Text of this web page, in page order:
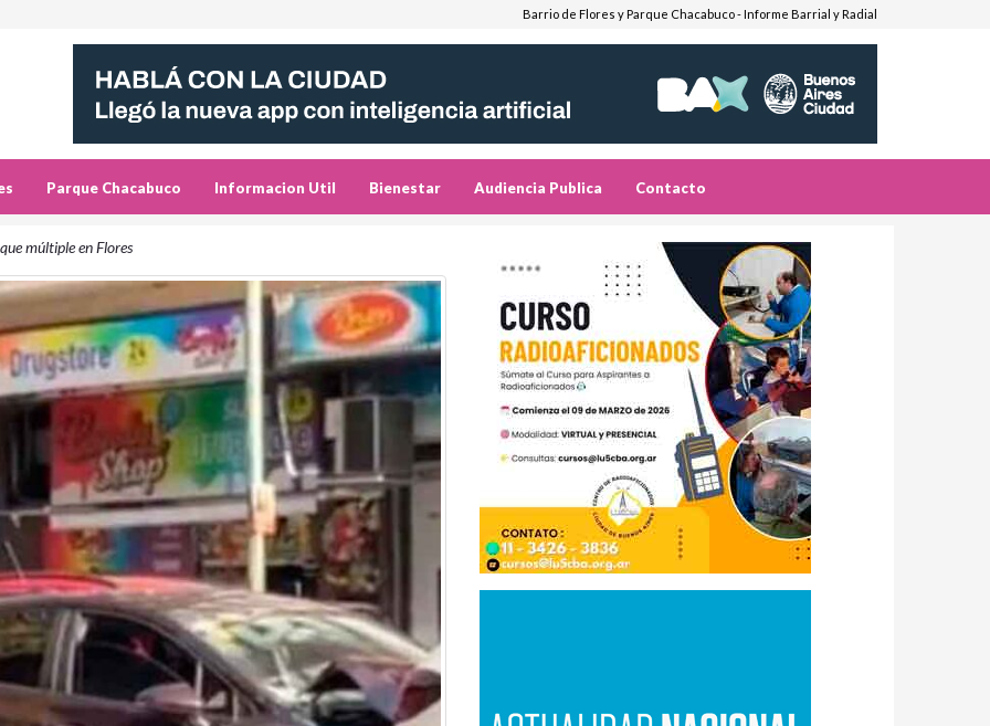
Barrio de Flores y Parque Chacabuco - Informe Barrial y Radial
Parque Chacabuco Informacion Util Bienestar Audiencia Publica Contacto
múltiple en Flores